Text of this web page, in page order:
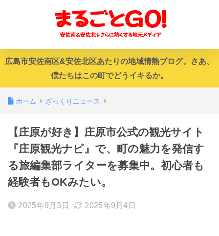
広島市安佐南区&安佐北区あたりの地域情熱ブログ。さあ、
僕たちはこの町でどうイキるか。
ホーム ざっくりニュース
【庄原が好き】庄原市公式の観光サイト
『庄原観光ナビ』で、町の魅力を発信す
る旅編集部ライターを募集中。初心者も
経験者もOKみたい。
2025年9月3日 2025年9月4日